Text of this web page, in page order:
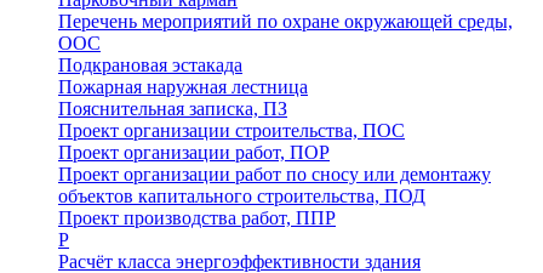
Перечень мероприятий по охране окружающей среды,
ООС
Подкрановая эстакада
Пожарная наружная лестница
Пояснительная записка, ПЗ
Проект организации строительства, ПОС
Проект организации работ, ПОР
Проект организации работ по сносу или демонтажу
объектов капитального строительства, ПОД
Проект производства работ, ППР
Р
Расчёт класса энергоэффективности здания